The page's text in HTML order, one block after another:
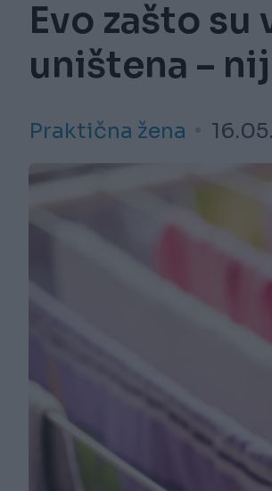
Evo zašto
uništena –
Praktična žena